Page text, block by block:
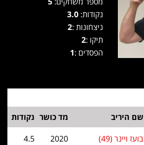
נקודות: 3.0
ניצחונות :2
תיקו :2
הפסדים :1
שם היריב מד כושר נקודות
בועז ויינר (49) 2020
4.5